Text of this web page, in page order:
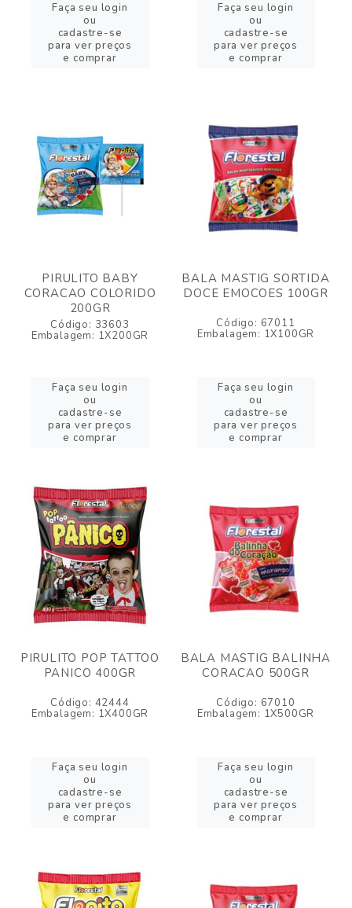
Faça seu login
ou
cadastre-se
para ver preços
e comprar
Faça seu login
ou
cadastre-se
para ver preços
e comprar
PIRULITO BABY
CORACAO COLORIDO
200GR
Código: 33603
Embalagem: 1X200GR
Faça seu login
ou
cadastre-se
para ver preços
e comprar
BALA MASTIG SORTIDA
DOCE EMOCOES 100GR
Código: 67011
Embalagem: 1X100GR
Faça seu login
ou
cadastre-se
para ver preços
e comprar
PIRULITO POP TATTOO
PANICO 400GR
Código: 42444
Embalagem: 1X400GR
Faça seu login
ou
cadastre-se
para ver preços
e comprar
BALA MASTIG BALINHA
CORACAO 500GR
Código: 67010
Embalagem: 1X500GR
Faça seu login
ou
cadastre-se
para ver preços
e comprar